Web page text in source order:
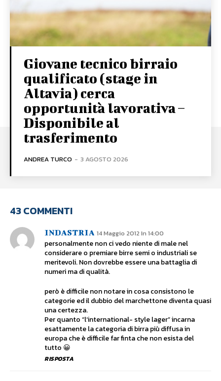
Giovane tecnico birraio
qualificato (stage in
Altavia) cerca
opportunità lavorativa –
Disponibile al
trasferimento
ANDREA TURCO - 3 AGOSTO 2026
43 COMMENTI
INDASTRIA 14 Maggio 2012 In 14:00
personalmente non ci vedo niente di male nel
considerare o premiare birre semi o industriali se
meritevoli. Non dovrebbe essere una battaglia di
numeri ma di qualità.
però è difficile non notare in cosa consistono le
categorie ed il dubbio del marchettone diventa quasi
una certezza.
Per quanto “l’international- style lager” incarna
esattamente la categoria di birra più diffusa in
europa che è difficile far finta che non esista del
tutto 😀
RISPOSTA